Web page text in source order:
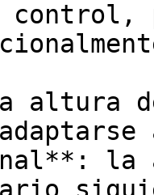
control,
altura
la